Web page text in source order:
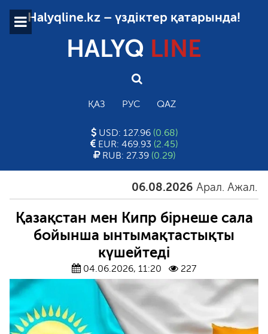
Halyqline.kz – үздіктер қатарында!
HALYQ LINE
ҚАЗ РУС QAZ
USD: 127.96 (0.68)
EUR: 469.93 (2.45)
RUB: 27.39 (0.29)
06.08.2026 Арал. Ажал.
Қазақстан мен Кипр бірнеше сала
бойынша ынтымақтастықты
күшейтеді
04.06.2026, 11:20 227